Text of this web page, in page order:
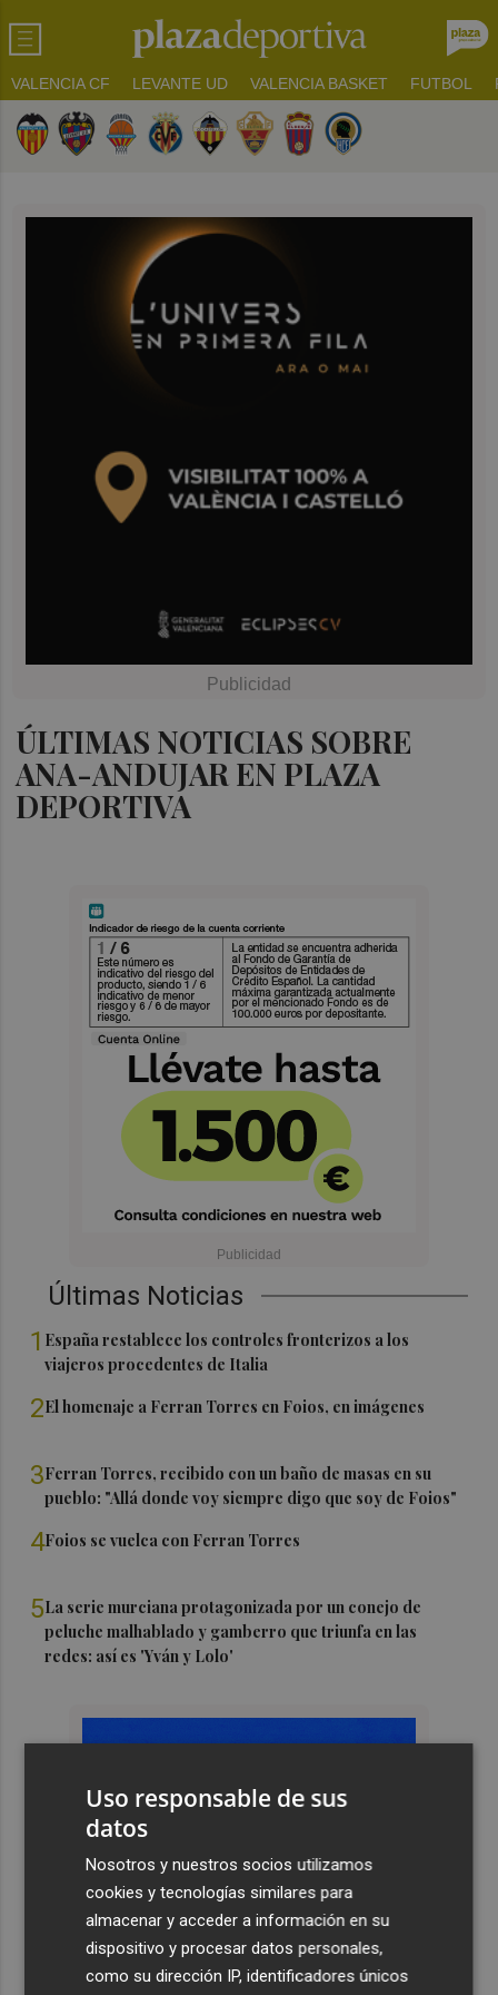
VALENCIA CF LEVANTE UD VALENCIA BASKET FUTBOL
ÚLTIMAS NOTICIAS SOBRE
ANA-ANDUJAR EN PLAZA
DEPORTIVA
Últimas Noticias
1 España restablece los controles fronterizos a los
viajeros procedentes de Italia
2El homenaje a Ferran Torres en Foios, en imágenes
3Ferran Torres, recibido con un baño de masas en su
pueblo: "Allá donde voy siempre digo que soy de Foios"
4Foios se vuelca con Ferran Torres
5La serie murciana protagonizada por un conejo de
peluche malhablado y gamberro que triunfa en las
redes: así es 'Yván y Lolo'
Uso responsable de sus
datos
Nosotros y nuestros socios utilizamos
cookies y tecnologías similares para
almacenar y acceder a información en su
dispositivo y procesar datos personales,
como su dirección IP, identificadores únicos